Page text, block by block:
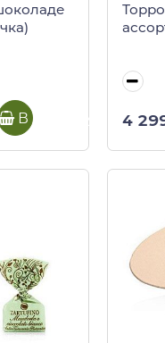
В корзину 4